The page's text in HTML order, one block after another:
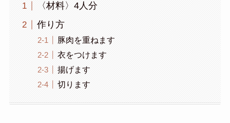
〈材料〉4人分
作り方
豚肉を重ねます
衣をつけます
揚げます
切ります